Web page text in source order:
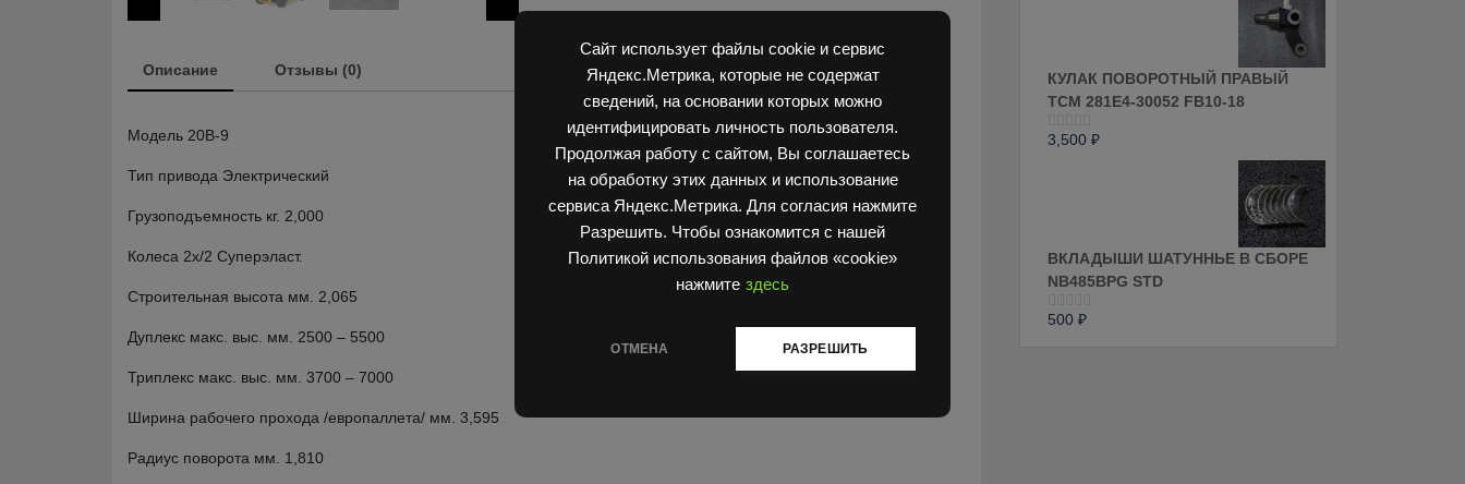
Сайт использует файлы cookie и сервис
Яндекс.Метрика, которые не содержат
сведений, на основании которых можно
идентифицировать личность пользователя.
Продолжая работу с сайтом, Вы соглашаетесь
на обработку этих данных и использование
сервиса Яндекс.Метрика. Для согласия нажмите
Разрешить. Чтобы ознакомится с нашей
Политикой использования файлов «cookie»
нажмите здесь
ОТМЕНА РАЗРЕШИТЬ
Описание Отзывы (0)
Модель 20B-9
Тип привода Электрический
Грузоподъемность кг. 2,000
Колеса 2х/2 Суперэласт.
Строительная высота мм. 2,065
Дуплекс макс. выс. мм. 2500 – 5500
Триплекс макс. выс. мм. 3700 – 7000
Ширина рабочего прохода /европаллета/ мм. 3,595
Радиус поворота мм. 1,810
КУЛАК ПОВОРОТНЫЙ ПРАВЫЙ
ТСМ 281E4-30052 FB10-18
Оценка
3,500 ₽
ВКЛАДЫШИ ШАТУННЬЕ В СБОРЕ
NB485BPG STD
Оценка
500 ₽